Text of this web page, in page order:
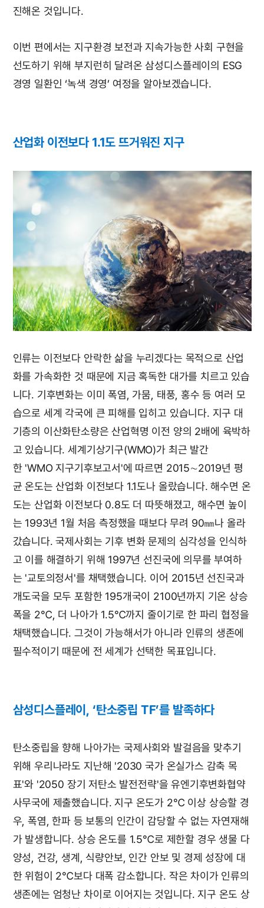
진해온 것입니다.
이번 편에서는 지구환경 보전과 지속가능한 사회 구현을
선도하기 위해 부지런히 달려온 삼성디스플레이의 ESG
경영 일환인 ‘녹색 경영’ 여정을 알아보겠습니다.
산업화 이전보다 1.1도 뜨거워진 지구
인류는 이전보다 안락한 삶을 누리겠다는 목적으로 산업
화를 가속화한 것 때문에 지금 혹독한 대가를 치르고 있습
니다. 기후변화는 이미 폭염, 가뭄, 태풍, 홍수 등 여러 모
습으로 세계 각국에 큰 피해를 입히고 있습니다. 지구 대
기층의 이산화탄소량은 산업혁명 이전 양의 2배에 육박하
고 있습니다. 세계기상기구(WMO)가 최근 발간
한 'WMO 지구기후보고서'에 따르면 2015∼2019년 평
균 온도는 산업화 이전보다 1.1도나 올랐습니다. 해수면 온
도는 산업화 이전보다 0.8도 더 따뜻해졌고, 해수면 높이
는 1993년 1월 처음 측정했을 때보다 무려 90㎜나 올라
갔습니다. 국제사회는 기후 변화 문제의 심각성을 인식하
고 이를 해결하기 위해 1997년 선진국에 의무를 부여하
는 '교토의정서'를 채택했습니다. 이어 2015년 선진국과
개도국을 모두 포함한 195개국이 2100년까지 기온 상승
폭을 2℃, 더 나아가 1.5℃까지 줄이기로 한 파리 협정을
채택했습니다. 그것이 가능해서가 아니라 인류의 생존에
필수적이기 때문에 전 세계가 선택한 목표입니다.
삼성디스플레이, ‘탄소중립 TF’를 발족하다
탄소중립을 향해 나아가는 국제사회와 발걸음을 맞추기
위해 우리나라도 지난해 '2030 국가 온실가스 감축 목
표'와 '2050 장기 저탄소 발전전략'을 유엔기후변화협약
사무국에 제출했습니다. 지구 온도가 2℃ 이상 상승할 경
우, 폭염, 한파 등 보통의 인간이 감당할 수 없는 자연재해
가 발생합니다. 상승 온도를 1.5℃로 제한할 경우 생물 다
양성, 건강, 생계, 식량안보, 인간 안보 및 경제 성장에 대
한 위험이 2℃보다 대폭 감소합니다. 작은 차이가 인류의
생존에는 엄청난 차이로 이어지는 것입니다. 지구 온도 상